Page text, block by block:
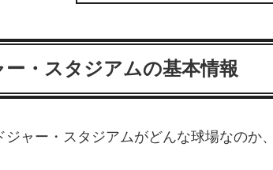
ー・スタジアムの基本情報
ジャー・スタジアムがどんな球場なのか